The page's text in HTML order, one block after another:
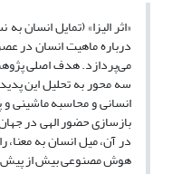
«اثر الیزا» (تمایل
درباره ماهیت انسان در
می‌پردازد. هدف اصلی
بازسازی حضور الهی در
در آن، میل انسان به
هوش مصنوعی بیش از پیش